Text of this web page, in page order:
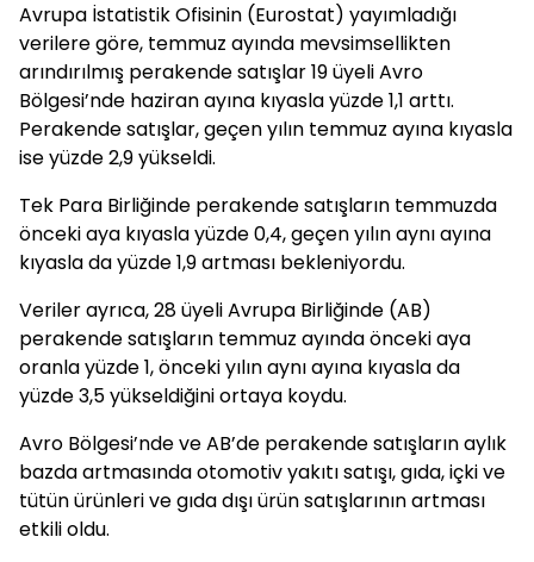
Avrupa İstatistik Ofisinin (Eurostat) yayımladığı
verilere göre, temmuz ayında mevsimsellikten
arındırılmış perakende satışlar 19 üyeli Avro
Bölgesi’nde haziran ayına kıyasla yüzde 1,1 arttı.
Perakende satışlar, geçen yılın temmuz ayına kıyasla
ise yüzde 2,9 yükseldi.
Tek Para Birliğinde perakende satışların temmuzda
önceki aya kıyasla yüzde 0,4, geçen yılın aynı ayına
kıyasla da yüzde 1,9 artması bekleniyordu.
Veriler ayrıca, 28 üyeli Avrupa Birliğinde (AB)
perakende satışların temmuz ayında önceki aya
oranla yüzde 1, önceki yılın aynı ayına kıyasla da
yüzde 3,5 yükseldiğini ortaya koydu.
Avro Bölgesi’nde ve AB’de perakende satışların aylık
bazda artmasında otomotiv yakıtı satışı, gıda, içki ve
tütün ürünleri ve gıda dışı ürün satışlarının artması
etkili oldu.